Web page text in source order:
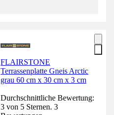
FLAIRSTONE
Terrassenplatte Gneis Arctic
grau 60 cm x 30 cm x 3 cm
Durchschnittliche Bewertung:
3 von 5 Sternen. 3